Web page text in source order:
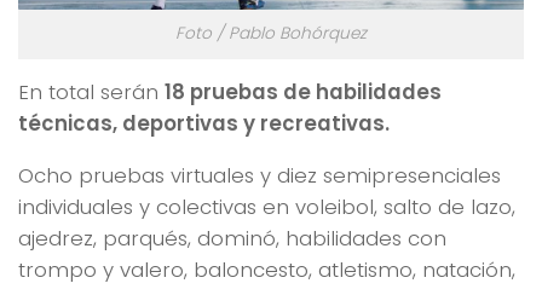
Foto / Pablo Bohórquez
En total serán 18 pruebas de habilidades
técnicas, deportivas y recreativas.
Ocho pruebas virtuales y diez semipresenciales
individuales y colectivas en voleibol, salto de lazo,
ajedrez, parqués, dominó, habilidades con
trompo y valero, baloncesto, atletismo, natación,